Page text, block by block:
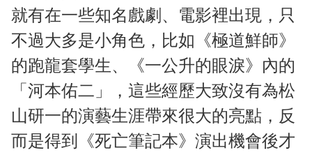
就有在一些知名戲劇、電影裡出現，只
不過大多是小角色，比如《極道鮮師》
的跑龍套學生、《一公升的眼淚》內的
「河本佑二」，這些經歷大致沒有為松
山研一的演藝生涯帶來很大的亮點，反
而是得到《死亡筆記本》演出機會後才